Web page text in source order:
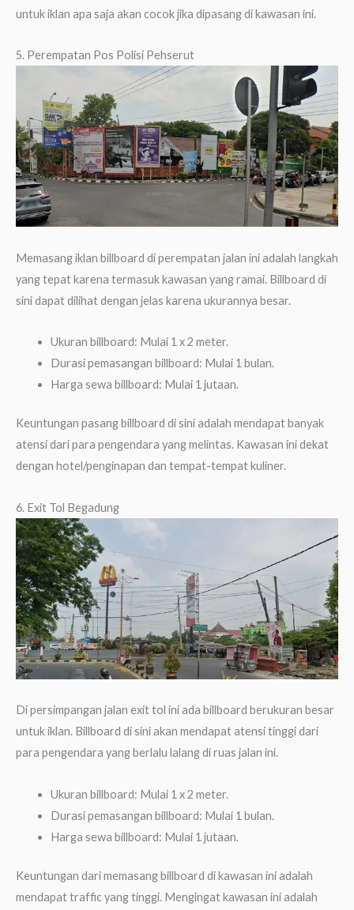
untuk iklan apa saja akan cocok jika dipasang di kawasan ini.
5. Perempatan Pos Polisi Pehserut
Memasang iklan billboard di perempatan jalan ini adalah langkah
yang tepat karena termasuk kawasan yang ramai. Billboard di
sini dapat dilihat dengan jelas karena ukurannya besar.
Ukuran billboard: Mulai 1 x 2 meter.
Durasi pemasangan billboard: Mulai 1 bulan.
Harga sewa billboard: Mulai 1 jutaan.
Keuntungan pasang billboard di sini adalah mendapat banyak
atensi dari para pengendara yang melintas. Kawasan ini dekat
dengan hotel/penginapan dan tempat-tempat kuliner.
6. Exit Tol Begadung
Di persimpangan jalan exit tol ini ada billboard berukuran besar
untuk iklan. Billboard di sini akan mendapat atensi tinggi dari
para pengendara yang berlalu lalang di ruas jalan ini.
Ukuran billboard: Mulai 1 x 2 meter.
Durasi pemasangan billboard: Mulai 1 bulan.
Harga sewa billboard: Mulai 1 jutaan.
Keuntungan dari memasang billboard di kawasan ini adalah
mendapat traffic yang tinggi. Mengingat kawasan ini adalah